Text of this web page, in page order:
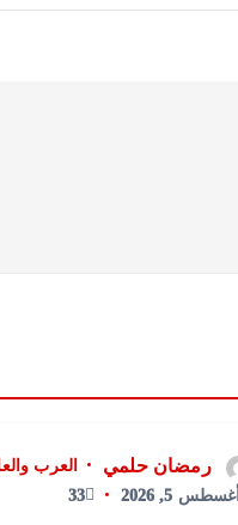
رمضان حلمي
العرب
أغسطس 5, 2026
33